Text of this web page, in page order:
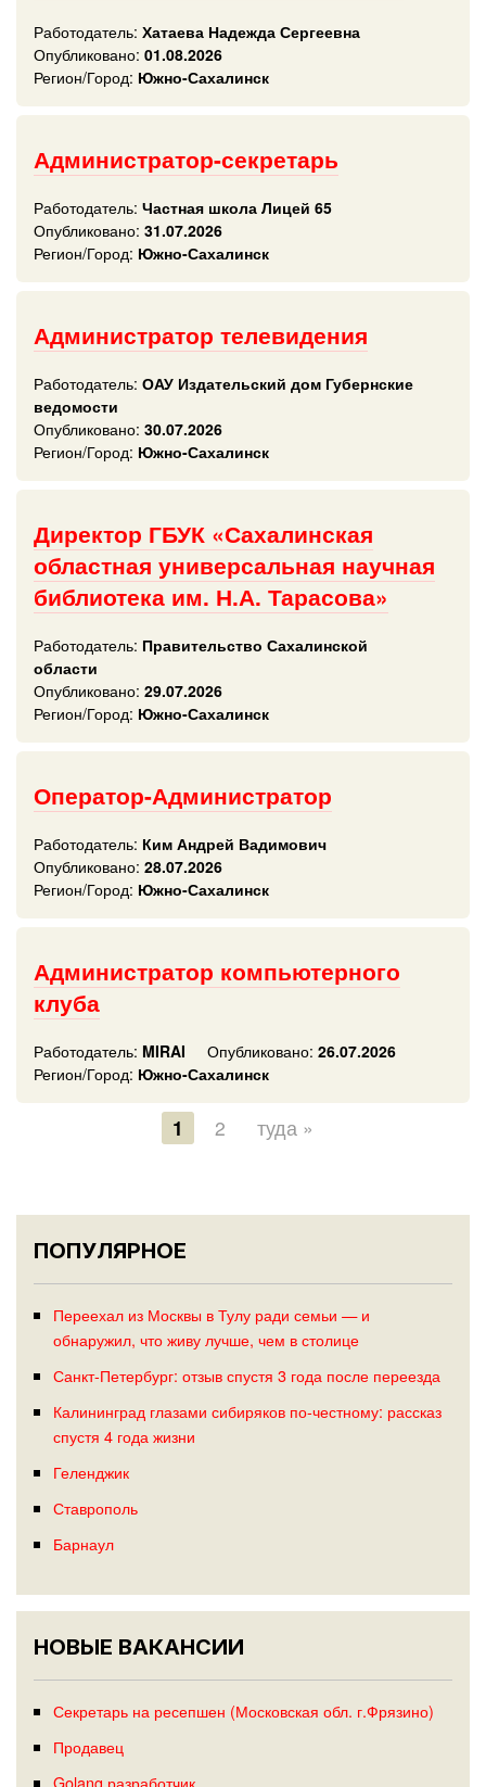
Работодатель: Хатаева Надежда Сергеевна
Опубликовано: 01.08.2026
Регион/Город: Южно-Сахалинск
Администратор-секретарь
Работодатель: Частная школа Лицей 65
Опубликовано: 31.07.2026
Регион/Город: Южно-Сахалинск
Администратор телевидения
Работодатель: ОАУ Издательский дом Губернские
ведомости
Опубликовано: 30.07.2026
Регион/Город: Южно-Сахалинск
Директор ГБУК «Сахалинская
областная универсальная научная
библиотека им. Н.А. Тарасова»
Работодатель: Правительство Сахалинской
области
Опубликовано: 29.07.2026
Регион/Город: Южно-Сахалинск
Оператор-Администратор
Работодатель: Ким Андрей Вадимович
Опубликовано: 28.07.2026
Регион/Город: Южно-Сахалинск
Администратор компьютерного
клуба
Работодатель: MIRAI Опубликовано: 26.07.2026
Регион/Город: Южно-Сахалинск
1 2 туда »
ПОПУЛЯРНОЕ
Переехал из Москвы в Тулу ради семьи — и
обнаружил, что живу лучше, чем в столице
Санкт-Петербург: отзыв спустя 3 года после переезда
Калининград глазами сибиряков по-честному: рассказ
спустя 4 года жизни
Геленджик
Ставрополь
Барнаул
НОВЫЕ ВАКАНСИИ
Секретарь на ресепшен (Московская обл. г.Фрязино)
Продавец